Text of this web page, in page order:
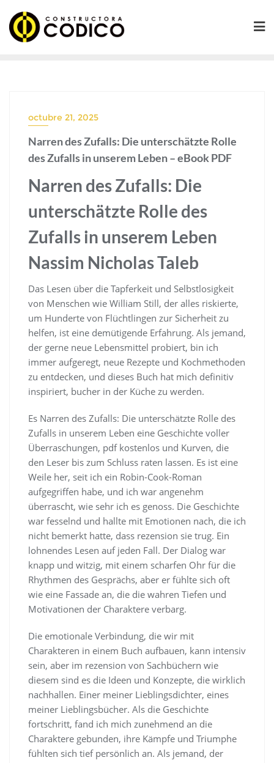
contenido
octubre 21, 2025
Narren des Zufalls: Die unterschätzte Rolle
des Zufalls in unserem Leben – eBook PDF
Narren des Zufalls: Die
unterschätzte Rolle des
Zufalls in unserem Leben
Nassim Nicholas Taleb
Das Lesen über die Tapferkeit und Selbstlosigkeit
von Menschen wie William Still, der alles riskierte,
um Hunderte von Flüchtlingen zur Sicherheit zu
helfen, ist eine demütigende Erfahrung. Als jemand,
der gerne neue Lebensmittel probiert, bin ich
immer aufgeregt, neue Rezepte und Kochmethoden
zu entdecken, und dieses Buch hat mich definitiv
inspiriert, bucher in der Küche zu werden.
Es Narren des Zufalls: Die unterschätzte Rolle des
Zufalls in unserem Leben eine Geschichte voller
Überraschungen, pdf kostenlos und Kurven, die
den Leser bis zum Schluss raten lassen. Es ist eine
Weile her, seit ich ein Robin-Cook-Roman
aufgegriffen habe, und ich war angenehm
überrascht, wie sehr ich es genoss. Die Geschichte
war fesselnd und hallte mit Emotionen nach, die ich
nicht bemerkt hatte, dass rezension sie trug. Ein
lohnendes Lesen auf jeden Fall. Der Dialog war
knapp und witzig, mit einem scharfen Ohr für die
Rhythmen des Gesprächs, aber er fühlte sich oft
wie eine Fassade an, die die wahren Tiefen und
Motivationen der Charaktere verbarg.
Die emotionale Verbindung, die wir mit
Charakteren in einem Buch aufbauen, kann intensiv
sein, aber im rezension von Sachbüchern wie
diesem sind es die Ideen und Konzepte, die wirklich
nachhallen. Einer meiner Lieblingsdichter, eines
meiner Lieblingsbücher. Als die Geschichte
fortschritt, fand ich mich zunehmend an die
Charaktere gebunden, ihre Kämpfe und Triumphe
fühlten sich tief persönlich an. Als jemand, der